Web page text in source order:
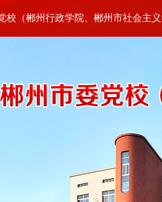
校（郴州行政学院、郴州市社会主